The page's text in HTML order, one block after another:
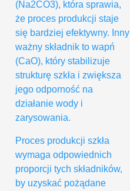
(Na2CO3), która sprawia,
że proces produkcji staje
się bardziej efektywny. Inny
ważny składnik to wapń
(CaO), który stabilizuje
strukturę szkła i zwiększa
jego odporność na
działanie wody i
zarysowania.
Proces produkcji szkła
wymaga odpowiednich
proporcji tych składników,
by uzyskać pożądane